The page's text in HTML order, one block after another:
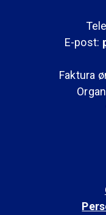
E-post:
Faktura